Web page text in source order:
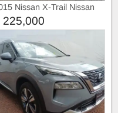
Nissan X-Trail Nissan
Advances 5pas
225,000